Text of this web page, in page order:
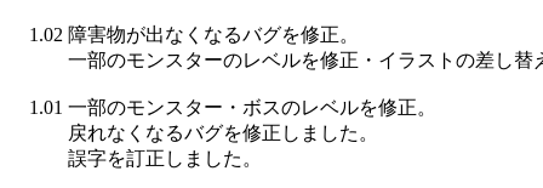
1.02 障害物が出なくなるバグを修正。
一部のモンスターのレベルを修正・イラストの差し替
1.01 一部のモンスター・ボスのレベルを修正。
戻れなくなるバグを修正しました。
誤字を訂正しました。